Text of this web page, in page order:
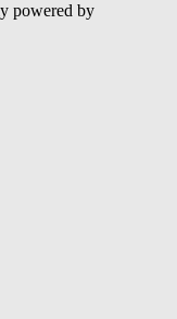
powered by